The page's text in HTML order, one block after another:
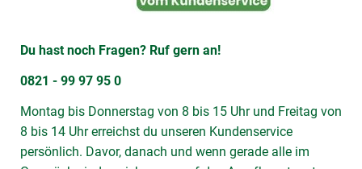
Du hast noch Fragen? Ruf gern an!
0821 - 99 97 95 0
Montag bis Donnerstag von 8 bis 15 Uhr und Freitag von
8 bis 14 Uhr erreichst du unseren Kundenservice
persönlich. Davor, danach und wenn gerade alle im